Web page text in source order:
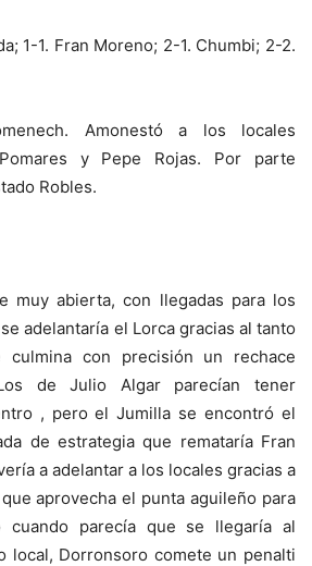
1-1. Fran Moreno; 2-1. Chumbi; 2-2.
Amonestó a los locales
y Pepe Rojas. Por parte
Robles.
muy abierta, con llegadas para los
adelantaría el Lorca gracias al tanto
culmina con precisión un rechace
de Julio Algar parecían tener
, pero el Jumilla se encontró el
de estrategia que remataría Fran
a adelantar a los locales gracias a
aprovecha el punta aguileño para
cuando parecía que se llegaría al
local, Dorronsoro comete un penalti